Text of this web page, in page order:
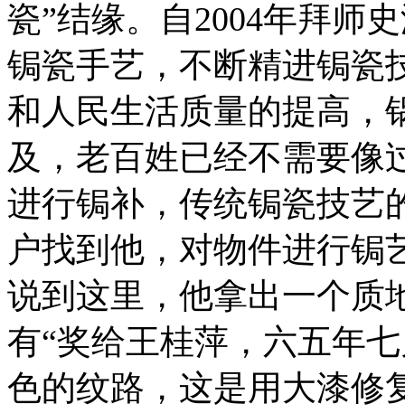
瓷”结缘。自2004年拜师
锔瓷手艺，不断精进锔瓷
和人民生活质量的提高，
及，老百姓已经不需要像
进行锔补，传统锔瓷技艺
户找到他，对物件进行锔
说到这里，他拿出一个质
有“奖给王桂萍，六五年
色的纹路，这是用大漆修